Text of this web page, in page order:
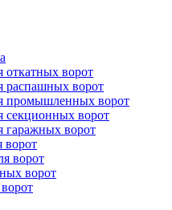
откатных ворот
распашных ворот
промышленных ворот
секционных ворот
гаражных ворот
ворот
ворот
ворот